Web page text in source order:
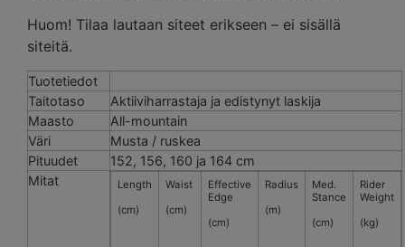
Huom! Tilaa lautaan siteet erikseen – ei sisällä
siteitä.
Tuotetiedot
Taitotaso
Aktiiviharrastaja ja edistynyt laskija
Maasto
All-mountain
Väri
Musta / ruskea
Pituudet
152, 156, 160 ja 164 cm
Mitat
Length
(cm)
Waist
(cm)
Effective
Edge
(cm)
Radius
(m)
Med.
Stance
(cm)
Rider
Weight
(kg)